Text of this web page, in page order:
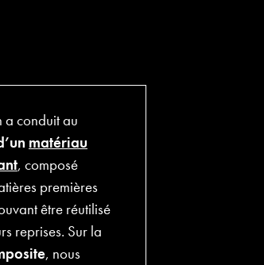
a conduit au
matériau
, composé
premières
être réutilisé
reprises. Sur la
, nous